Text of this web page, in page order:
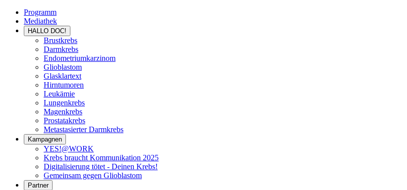
Programm
Mediathek
HALLO DOC!
Brustkrebs
Darmkrebs
Endometriumkarzinom
Glioblastom
Glasklartext
Hirntumoren
Leukämie
Lungenkrebs
Magenkrebs
Prostatakrebs
Metastasierter Darmkrebs
Kampagnen
YES!@WORK
Krebs braucht Kommunikation 2025
Digitalisierung tötet - Deinen Krebs!
Gemeinsam gegen Glioblastom
Partner